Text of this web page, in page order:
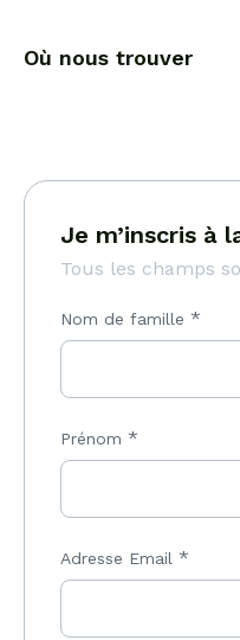
Où nous trouver
Je m’inscris à
Tous les champs
Nom de famille *
Prénom *
Adresse Email *